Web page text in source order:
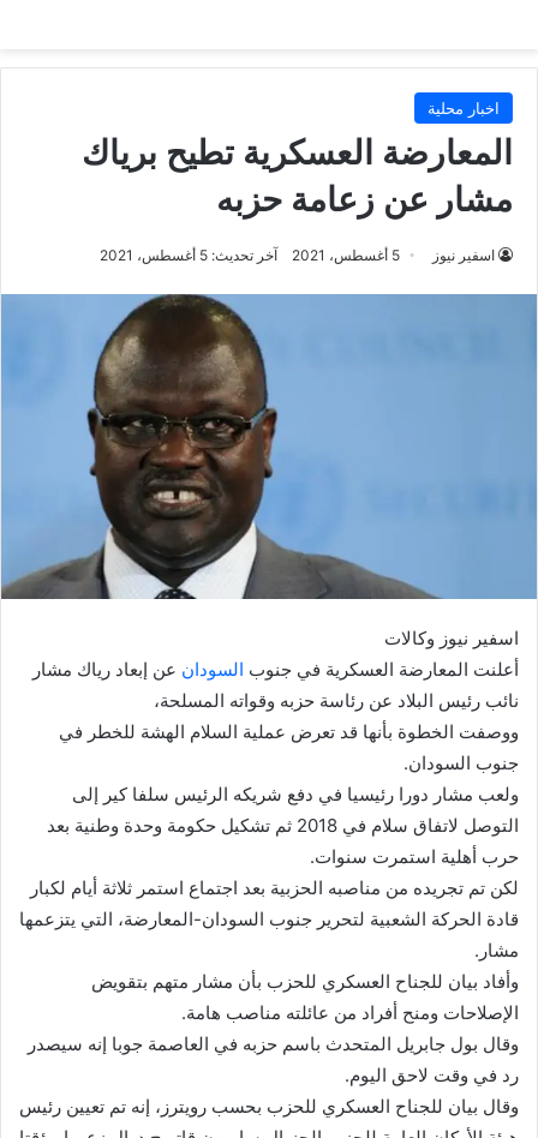
اخبار محلية
المعارضة العسكرية تطيح برياك
مشار عن زعامة حزبه
اسفير نيوز 5 أغسطس، 2021 آخر تحديث: 5 أغسطس، 2021
اسفير نيوز وكالات
أعلنت المعارضة العسكرية في جنوب السودان عن إبعاد رياك مشار
نائب رئيس البلاد عن رئاسة حزبه وقواته المسلحة،
ووصفت الخطوة بأنها قد تعرض عملية السلام الهشة للخطر في
جنوب السودان.
ولعب مشار دورا رئيسيا في دفع شريكه الرئيس سلفا كير إلى
التوصل لاتفاق سلام في 2018 ثم تشكيل حكومة وحدة وطنية بعد
حرب أهلية استمرت سنوات.
لكن تم تجريده من مناصبه الحزبية بعد اجتماع استمر ثلاثة أيام لكبار
قادة الحركة الشعبية لتحرير جنوب السودان-المعارضة، التي يتزعمها
مشار.
وأفاد بيان للجناح العسكري للحزب بأن مشار متهم بتقويض
الإصلاحات ومنح أفراد من عائلته مناصب هامة.
وقال بول جابريل المتحدث باسم حزبه في العاصمة جوبا إنه سيصدر
رد في وقت لاحق اليوم.
وقال بيان للجناح العسكري للحزب بحسب رويترز، إنه تم تعيين رئيس